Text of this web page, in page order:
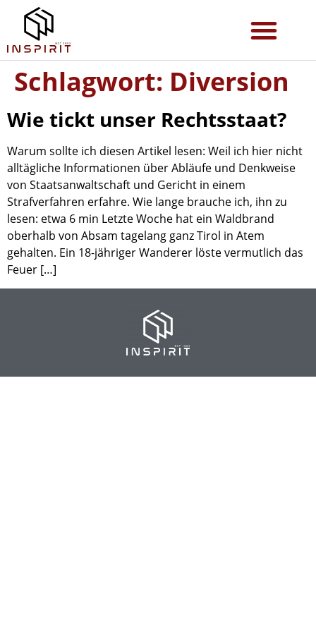
Schlagwort: Diversion
Wie tickt unser Rechtsstaat?
Warum sollte ich diesen Artikel lesen: Weil ich hier nicht
alltägliche Informationen über Abläufe und Denkweise
von Staatsanwaltschaft und Gericht in einem
Strafverfahren erfahre. Wie lange brauche ich, ihn zu
lesen: etwa 6 min Letzte Woche hat ein Waldbrand
oberhalb von Absam tagelang ganz Tirol in Atem
gehalten. Ein 18-jähriger Wanderer löste vermutlich das
Feuer […]